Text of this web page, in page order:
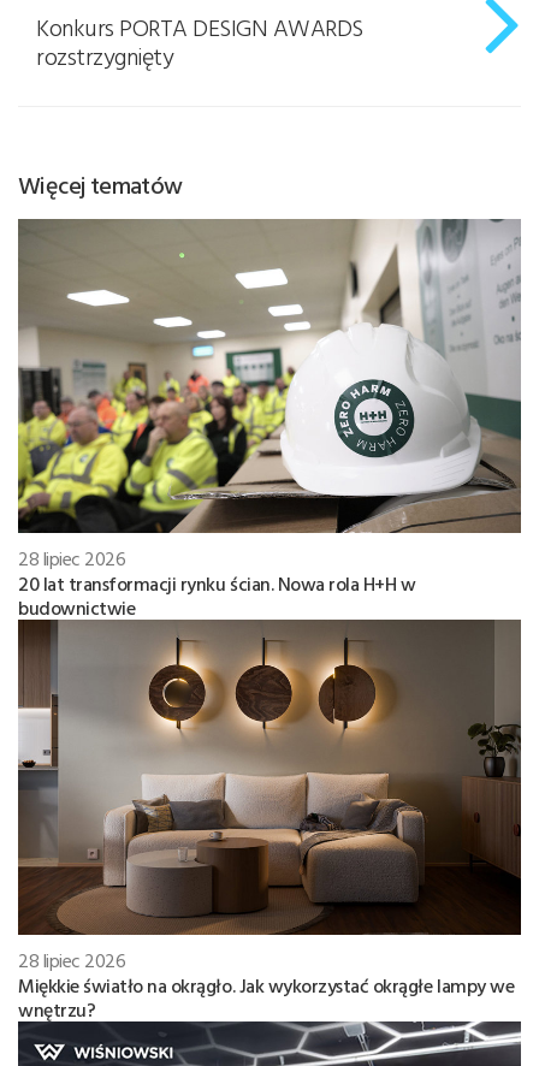
Konkurs PORTA DESIGN AWARDS
rozstrzygnięty
Więcej tematów
28 lipiec 2026
20 lat transformacji rynku ścian. Nowa rola H+H w
budownictwie
28 lipiec 2026
Miękkie światło na okrągło. Jak wykorzystać okrągłe lampy we
wnętrzu?